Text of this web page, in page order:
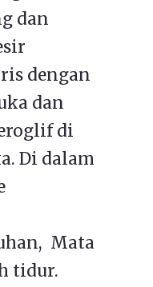
dan
dengan
dan
di
Di dalam
Mata
tidur.